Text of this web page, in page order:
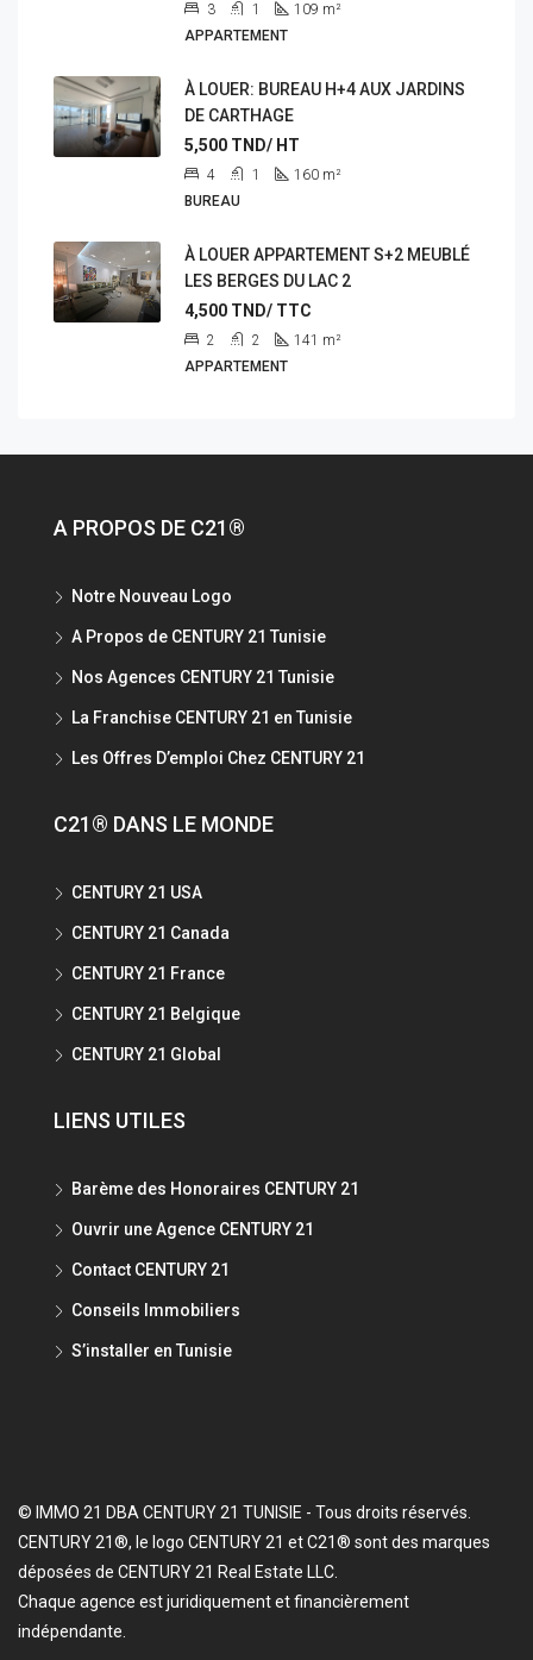
3 1 109 m²
APPARTEMENT
À LOUER: BUREAU H+4 AUX JARDINS
DE CARTHAGE
5,500 TND/ HT
4 1 160 m²
BUREAU
À LOUER APPARTEMENT S+2 MEUBLÉ
LES BERGES DU LAC 2
4,500 TND/ TTC
2 2 141 m²
APPARTEMENT
A PROPOS DE C21®
Notre Nouveau Logo
A Propos de CENTURY 21 Tunisie
Nos Agences CENTURY 21 Tunisie
La Franchise CENTURY 21 en Tunisie
Les Offres D’emploi Chez CENTURY 21
C21® DANS LE MONDE
CENTURY 21 USA
CENTURY 21 Canada
CENTURY 21 France
CENTURY 21 Belgique
CENTURY 21 Global
LIENS UTILES
Barème des Honoraires CENTURY 21
Ouvrir une Agence CENTURY 21
Contact CENTURY 21
Conseils Immobiliers
S’installer en Tunisie
© IMMO 21 DBA CENTURY 21 TUNISIE - Tous droits réservés.
CENTURY 21®, le logo CENTURY 21 et C21® sont des marques
déposées de CENTURY 21 Real Estate LLC.
Chaque agence est juridiquement et financièrement
indépendante.